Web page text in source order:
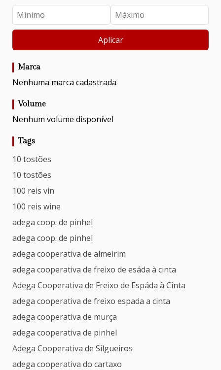
Aplicar
Marca
Nenhuma marca cadastrada
Volume
Nenhum volume disponível
Tags
10 tostões
10 tostões
100 reis vin
100 reis wine
adega coop. de pinhel
adega coop. de pinhel
adega cooperativa de almeirim
adega cooperativa de freixo de esáda à cinta
Adega Cooperativa de Freixo de Espáda à Cinta
adega cooperativa de freixo espada a cinta
adega cooperativa de murça
adega cooperativa de pinhel
Adega Cooperativa de Silgueiros
adega cooperativa do cartaxo